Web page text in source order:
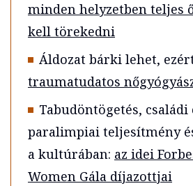
minden helyzetben teljes
kell törekedni
Áldozat bárki lehet,
traumatudatos
Tabudöntögetés,
paralimpiai teljesítmény
a kultúrában: az idei
Women Gála díjazottjai